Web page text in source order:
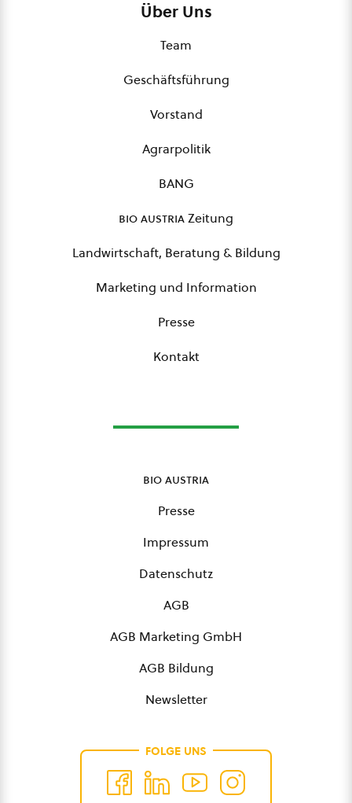
Über Uns
Team
Geschäftsführung
Vorstand
Agrarpolitik
BANG
bio austriaZeitung
Landwirtschaft, Beratung & Bildung
Marketing und Information
Presse
Kontakt
bio austria
Presse
Impressum
Datenschutz
AGB
AGB Marketing GmbH
AGB Bildung
Newsletter
FOLGE UNS